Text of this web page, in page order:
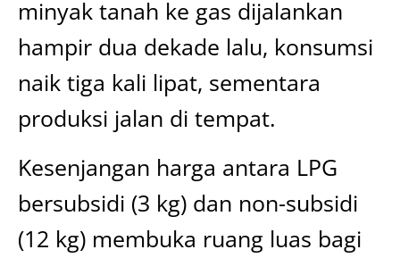
minyak tanah ke gas dijalankan
hampir dua dekade lalu, konsumsi
naik tiga kali lipat, sementara
produksi jalan di tempat.
Kesenjangan harga antara LPG
bersubsidi (3 kg) dan non-subsidi
(12 kg) membuka ruang luas bagi